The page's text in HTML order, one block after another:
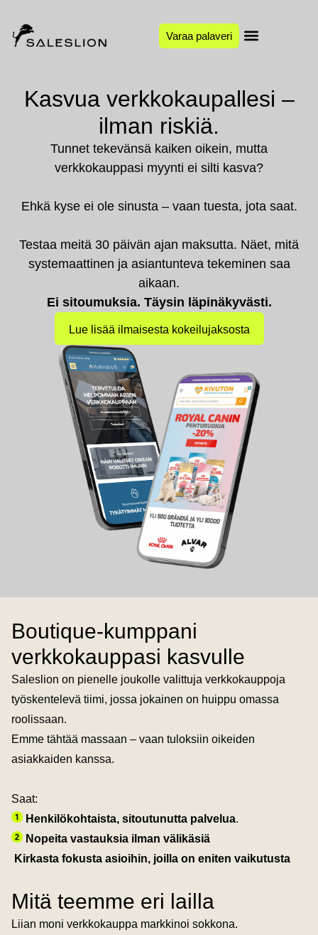
Varaa palaveri
Kasvua verkkokaupallesi –
ilman riskiä.
Tunnet tekevänsä kaiken oikein, mutta
verkkokauppasi myynti ei silti kasva?
Ehkä kyse ei ole sinusta – vaan tuesta, jota saat.
Testaa meitä 30 päivän ajan maksutta. Näet, mitä
systemaattinen ja asiantunteva tekeminen saa
aikaan.
Ei sitoumuksia. Täysin läpinäkyvästi.
Lue lisää ilmaisesta kokeilujaksosta
Boutique-kumppani
verkkokauppasi kasvulle
Saleslion on pienelle joukolle valittuja verkkokauppoja
työskentelevä tiimi, jossa jokainen on huippu omassa
roolissaan.
Emme tähtää massaan – vaan tuloksiin oikeiden
asiakkaiden kanssa.
Saat:
Henkilökohtaista, sitoutunutta palvelua.
Nopeita vastauksia ilman välikäsiä
Kirkasta fokusta asioihin, joilla on eniten vaikutusta
Mitä teemme eri lailla
Liian moni verkkokauppa markkinoi sokkona.